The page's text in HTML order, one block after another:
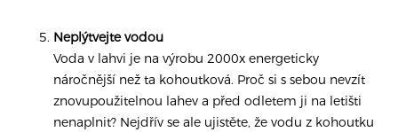
Neplýtvejte vodou
Voda v lahvi je na výrobu 2000x energeticky
náročnější než ta kohoutková. Proč si s sebou nevzít
znovupoužitelnou lahev a před odletem ji na letišti
nenaplnit? Nejdřív se ale ujistěte, že vodu z kohoutku